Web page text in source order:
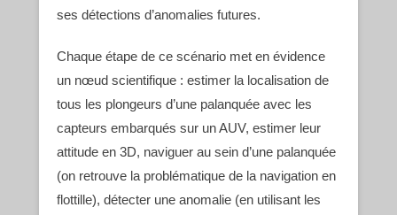
ses détections d’anomalies futures.
Chaque étape de ce scénario met en évidence
un nœud scientifique : estimer la localisation de
tous les plongeurs d’une palanquée avec les
capteurs embarqués sur un AUV, estimer leur
attitude en 3D, naviguer au sein d’une palanquée
(on retrouve la problématique de la navigation en
flottille), détecter une anomalie (en utilisant les